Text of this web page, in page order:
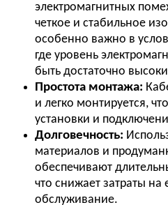
электромагнитных
четкое и стабильное
особенно важно в
где уровень
быть достаточно
Простота монтажа:
и легко монтируется,
установки и
Долговечность:
материалов и
обеспечивают
что снижает затраты на
обслуживание.